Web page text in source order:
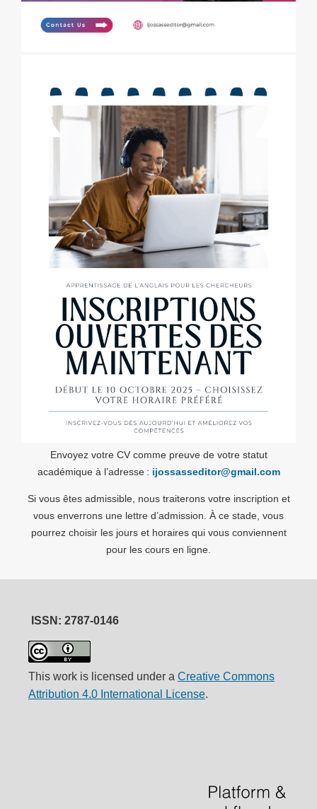
Envoyez votre CV comme preuve de votre statut
académique à l’adresse : ijossasseditor@gmail.com
Si vous êtes admissible, nous traiterons votre inscription et
vous enverrons une lettre d’admission. À ce stade, vous
pourrez choisir les jours et horaires qui vous conviennent
pour les cours en ligne.
ISSN: 2787-0146
This work is licensed under a Creative Commons
Attribution 4.0 International License.